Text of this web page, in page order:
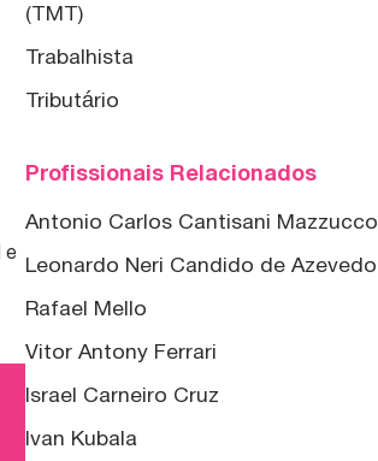
e
(TMT)
Trabalhista
Tributário
Profissionais Relacionados
Antonio Carlos Cantisani Mazzucco
Leonardo Neri Candido de Azevedo
Rafael Mello
Vitor Antony Ferrari
Israel Carneiro Cruz
Ivan Kubala